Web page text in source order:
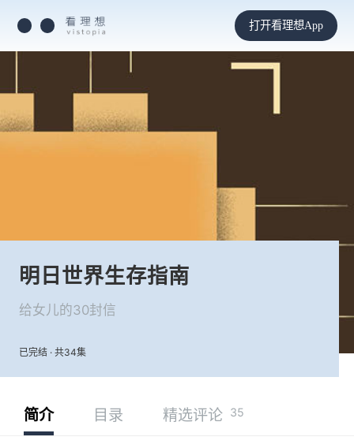
打开看理想App
明日世界生存指南
给女儿的30封信
已完结 · 共34集
简介 目录 精选评论 35